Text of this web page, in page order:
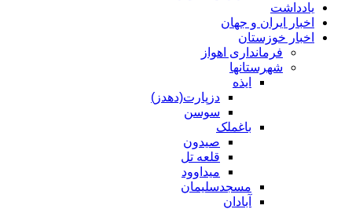
یادداشت
اخبار ایران و جهان
اخبار خوزستان
فرمانداری اهواز
شهرستانها
دزپارت(دهدز)
سوسن
باغملک
صیدون
قلعه تل
میداوود
مسجدسلیمان
آبادان